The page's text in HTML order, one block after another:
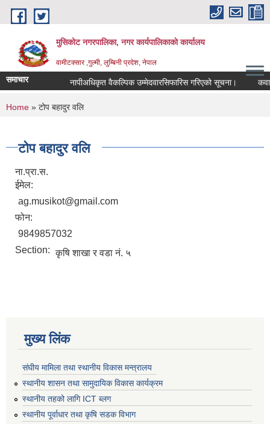
Skip to main content
मुसिकोट नगरपालिका, नगर कार्यपालिकाकाे कार्यालय
वामीटक्सार ,गुल्मी, लुम्बिनी प्रदेश, नेपाल
समाचार नापीअधिकृत वैकल्पिक उम्मेदवारसिफारिस गरिएको सूचना। कवाडी
You are here
Home » टोप बहादुर वलि
टोप बहादुर वलि
ना.प्रा.स.
ईमेल:
ag.musikot@gmail.com
फोन:
9849857032
Section: कृषि शाखा र वडा नं. ५
मुख्य लिंक
संघीय मामिला तथा स्थानीय विकास मन्त्रालय
स्थानीय शासन तथा सामुदायिक विकास कार्यक्रम
स्थानीय तहको लागि ICT ब्लग
स्थानीय पूर्वाधार तथा कृषि सडक विभाग